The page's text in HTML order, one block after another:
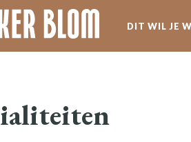
DIT WIL JE
BIJ BLOM